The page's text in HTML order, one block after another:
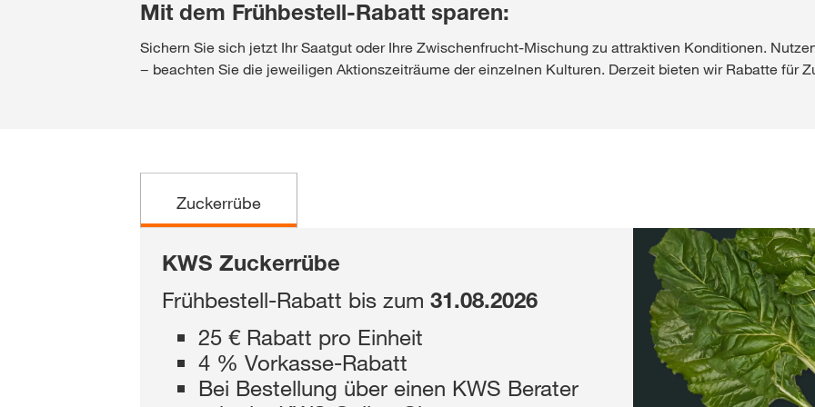
Shop
der KWS
kws.com/
Mit dem Frühbestell-Rabatt sparen:
Sichern Sie sich jetzt Ihr Saatgut oder Ihre Zwischenfrucht-Mischung zu attraktiven Konditionen.
− beachten Sie die jeweiligen Aktionszeiträume der einzelnen Kulturen. Derzeit bieten wir Rabatte für
Zuckerrübe
KWS Zuckerrübe
Frühbestell-Rabatt bis zum 31.08.2026
25 € Rabatt pro Einheit
4 % Vorkasse-Rabatt
Bei Bestellung über einen KWS Berater